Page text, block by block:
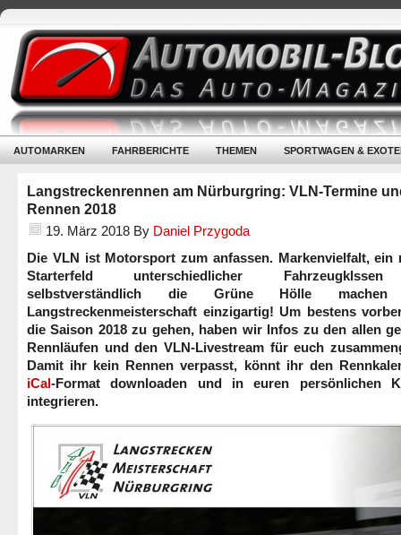
AUTOMARKEN FAHRBERICHTE THEMEN SPORTWAGEN &
Langstreckenrennen am Nürburgring: VLN-Termine
Rennen 2018
19. März 2018 By Daniel Przygoda
Die VLN ist Motorsport zum anfassen. Markenvielfalt, ein
Starterfeld unterschiedlicher
selbstverständlich die Grüne Hölle machen
Langstreckenmeisterschaft einzigartig! Um bestens
die Saison 2018 zu gehen, haben wir Infos zu den allen
Rennläufen und den VLN-Livestream für euch
Damit ihr kein Rennen verpasst, könnt ihr den
iCal-Format downloaden und in euren persönlichen
integrieren.